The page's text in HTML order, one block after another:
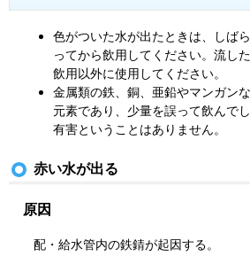
色がついた水が出たときは、しば
ってから飲用してください。流し
飲用以外に使用してください。
金属類の鉄、銅、亜鉛やマンガン
元素であり、少量を誤って飲んで
有害ということはありません。
赤い水が出る
原因
配・給水管内の鉄錆が起因する。